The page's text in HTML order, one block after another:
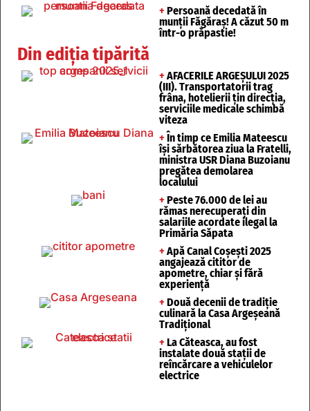
+ Persoană decedată în
munții Făgăraș! A căzut 50 m
într-o prăpastie!
Din ediția tipărită
+ AFACERILE ARGEȘULUI 2025
(III). Transportatorii trag
frâna, hotelierii țin direcția,
serviciile medicale schimbă
viteza
+ În timp ce Emilia Mateescu
își sărbătorea ziua la Fratelli,
ministra USR Diana Buzoianu
pregătea demolarea
localului
+ Peste 76.000 de lei au
rămas nerecuperați din
salariile acordate ilegal la
Primăria Săpata
+ Apă Canal Coșești 2025
angajează cititor de
apometre, chiar și fără
experiență
+ Două decenii de tradiție
culinară la Casa Argeșeană
Tradițional
+ La Căteasca, au fost
instalate două stații de
reîncărcare a vehiculelor
electrice